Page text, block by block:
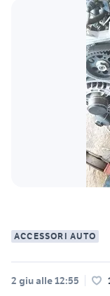
ACCESSORI AUTO
2 giu alle 12:55